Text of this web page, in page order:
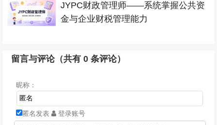
JYPC财政管理师——系统掌握公共资
金与企业财税管理能力
留言与评论（共有0 条评论）
昵称：
匿名发表 登录账号